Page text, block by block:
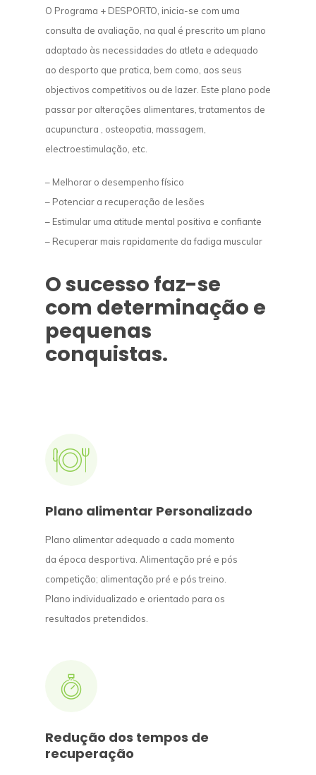
O Programa + DESPORTO, inicia-se com uma
consulta de avaliação, na qual é prescrito um plano
adaptado às necessidades do atleta e adequado
ao desporto que pratica, bem como, aos seus
objectivos competitivos ou de lazer. Este plano pode
passar por alterações alimentares, tratamentos de
acupunctura , osteopatia, massagem,
electroestimulação, etc.
– Melhorar o desempenho físico
– Potenciar a recuperação de lesões
– Estimular uma atitude mental positiva e confiante
– Recuperar mais rapidamente da fadiga muscular
O sucesso faz-se
com determinação e
pequenas
conquistas.
Plano alimentar Personalizado
Plano alimentar adequado a cada momento
da época desportiva. Alimentação pré e pós
competição; alimentação pré e pós treino.
Plano individualizado e orientado para os
resultados pretendidos.
Redução dos tempos de
recuperação
Ozonoterapia
Hérnia Discal e
Dor de Costas e
Lesões Desportivas
Fibromialgia
Outras Patologias
consultas
Massagens
Estética
Tratamentos Corpo e
Programas
+ Desporto